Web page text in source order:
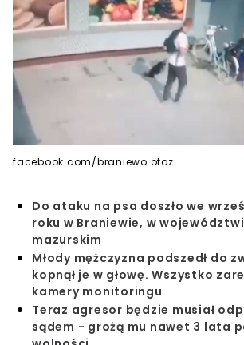
facebook.com/braniewo.otoz
Do ataku na psa doszło we
roku w Braniewie, w
mazurskim
Młody mężczyzna podszedł do
kopnął je w głowę. Wszystko
kamery monitoringu
Teraz agresor będzie musiał
sądem - grożą mu nawet 3 lata